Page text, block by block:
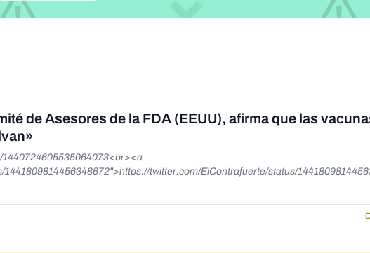
de Asesores de la FDA (EEUU), afirma que las
twitter.com/ElContrafuerte/status/